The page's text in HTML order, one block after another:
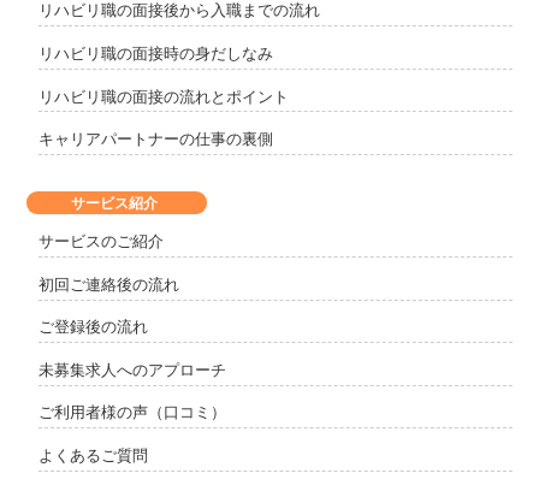
サービス紹介
サービスのご紹介
初回ご連絡後の流れ
ご登録後の流れ
未募集求人へのアプローチ
ご利用者様の声（口コミ）
よくあるご質問
リハビリ職の面接後から入職までの流れ
リハビリ職の面接時の身だしなみ
リハビリ職の面接の流れとポイント
キャリアパートナーの仕事の裏側